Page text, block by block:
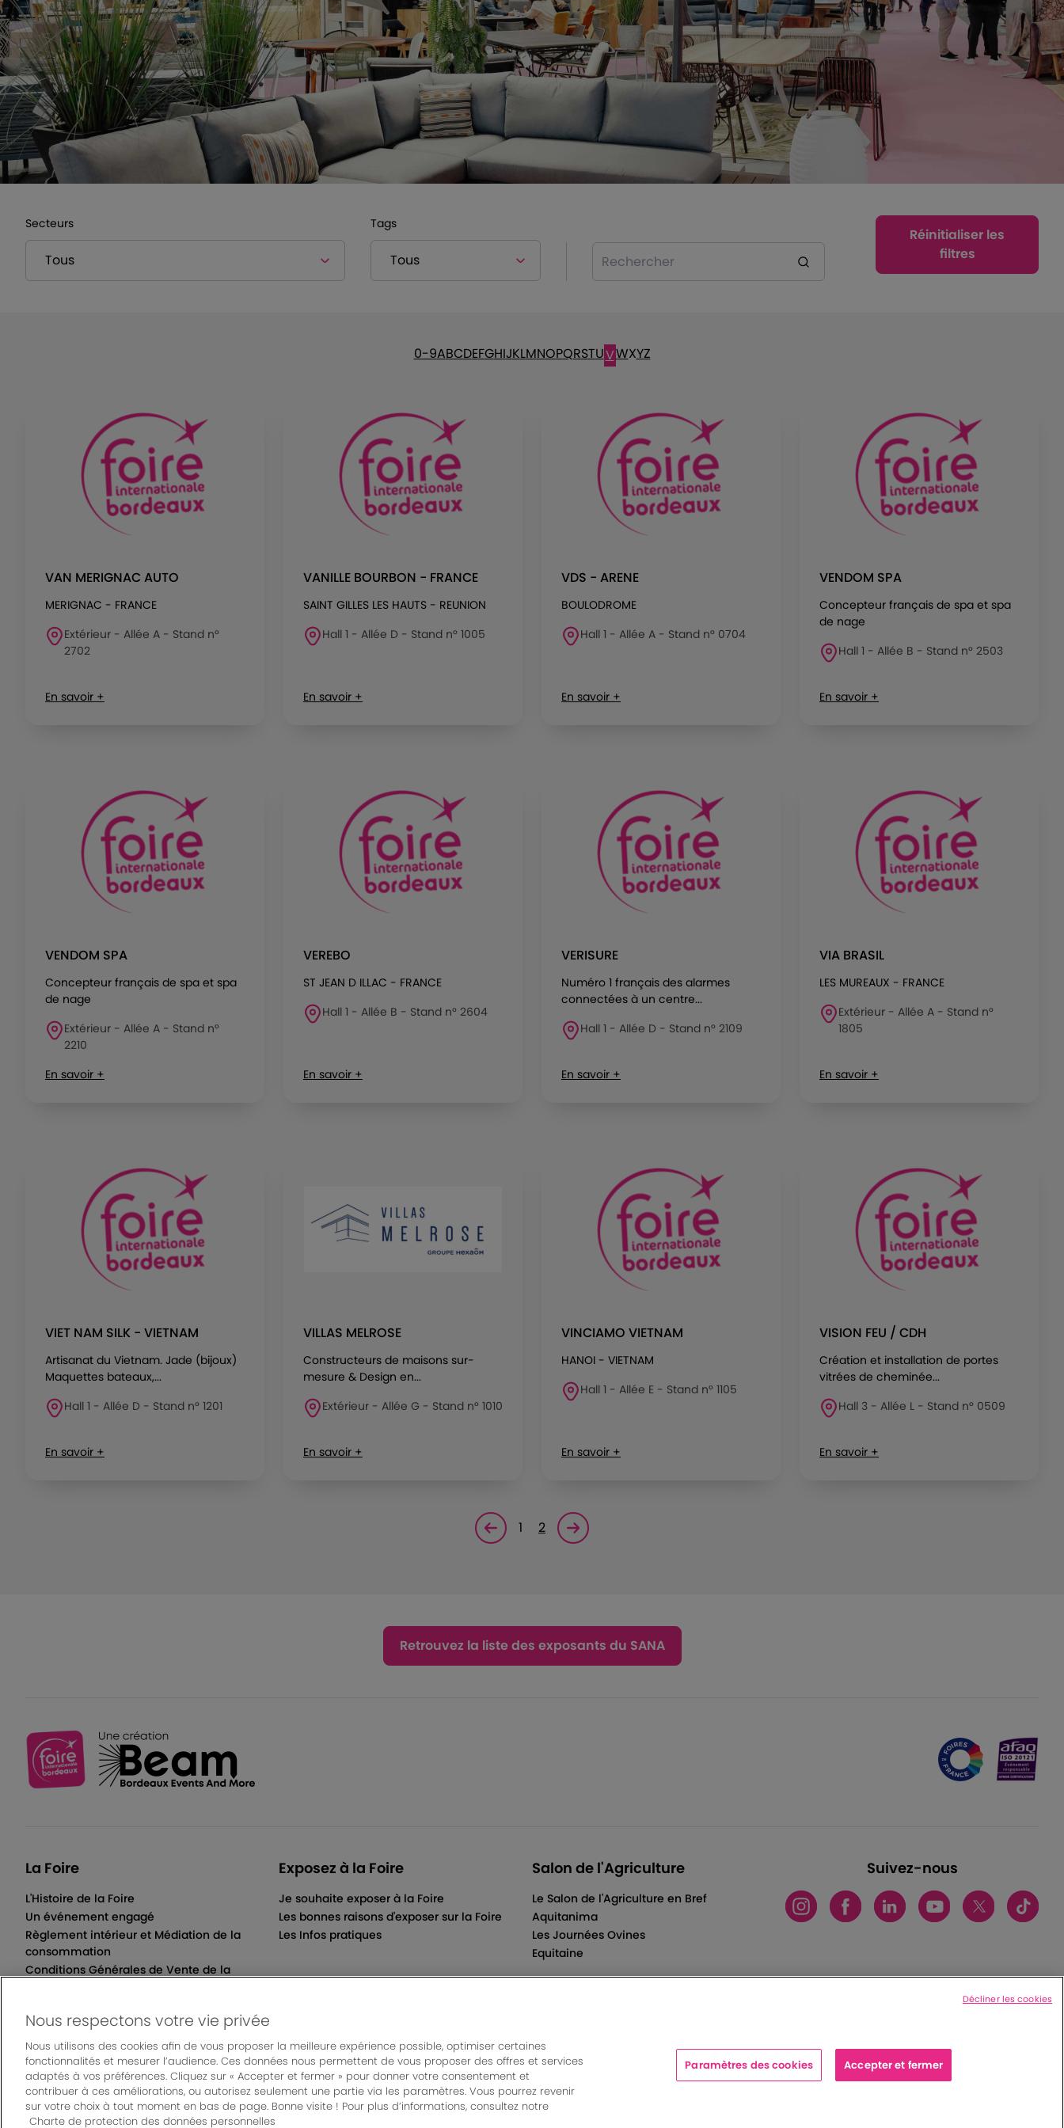
Secteurs Tags
Rechercher
Réinitialiser les
filtres
0-9ABCDEFGHIJKLMNOPQRSTUVWXYZ
VAN MERIGNAC AUTO
MERIGNAC - FRANCE
Extérieur - Allée A - Stand n°
2702
En savoir +
VANILLE BOURBON - FRANCE
SAINT GILLES LES HAUTS - REUNION
Hall 1 - Allée D - Stand n° 1005
En savoir +
VDS - ARENE
BOULODROME
Hall 1 - Allée A - Stand n° 0704
En savoir +
VENDOM SPA
Concepteur français de spa et spa
de nage
Hall 1 - Allée B - Stand n° 2503
En savoir +
VENDOM SPA
Concepteur français de spa et spa
de nage
Extérieur - Allée A - Stand n°
2210
En savoir +
VEREBO
ST JEAN D ILLAC - FRANCE
Hall 1 - Allée B - Stand n° 2604
En savoir +
VERISURE
Numéro 1 français des alarmes
connectées à un centre...
Hall 1 - Allée D - Stand n° 2109
En savoir +
VIA BRASIL
LES MUREAUX - FRANCE
Extérieur - Allée A - Stand n°
1805
En savoir +
VIET NAM SILK - VIETNAM
Artisanat du Vietnam. Jade (bijoux)
Maquettes bateaux,...
Hall 1 - Allée D - Stand n° 1201
En savoir +
VILLAS MELROSE
Constructeurs de maisons sur-
mesure & Design en...
Extérieur - Allée G - Stand n° 1010
En savoir +
VINCIAMO VIETNAM
HANOI - VIETNAM
Hall 1 - Allée E - Stand n° 1105
En savoir +
VISION FEU / CDH
Création et installation de portes
vitrées de cheminée...
Hall 3 - Allée L - Stand n° 0509
En savoir +
Page précédente
1 2 Page suivante<
Retrouvez la liste des exposants du SANA
La Foire
L'Histoire de la Foire
Un événement engagé
Règlement intérieur et Médiation de la
consommation
Conditions Générales de Vente de la
Exposez à la Foire
Je souhaite exposer à la Foire
Les bonnes raisons d'exposer sur la Foire
Les Infos pratiques
Salon de l'Agriculture
Le Salon de l'Agriculture en Bref
Aquitanima
Les Journées Ovines
Equitaine
Suivez-nous
© Bordeaux Events And More | Rue Jean Samazeuilh - CS 20088 - 33070 Bordeaux cedex - France
Mentions légales|Règlement général des manifestations|Un événement organisé par Bordeaux Events And More|Charte de protection des données personnelles
Paramètres des cookies
Nous respectons votre vie privée
Nous utilisons des cookies afin de vous proposer la meilleure expérience possible, optimiser certaines
fonctionnalités et mesurer l’audience. Ces données nous permettent de vous proposer des offres et services
adaptés à vos préférences. Cliquez sur « Accepter et fermer » pour donner votre consentement et
contribuer à ces améliorations, ou autorisez seulement une partie via les paramètres. Vous pourrez revenir
sur votre choix à tout moment en bas de page. Bonne visite ! Pour plus d’informations, consultez notre
Charte de protection des données personnelles
Paramètres des cookies Accepter et fermer
Décliner les cookies